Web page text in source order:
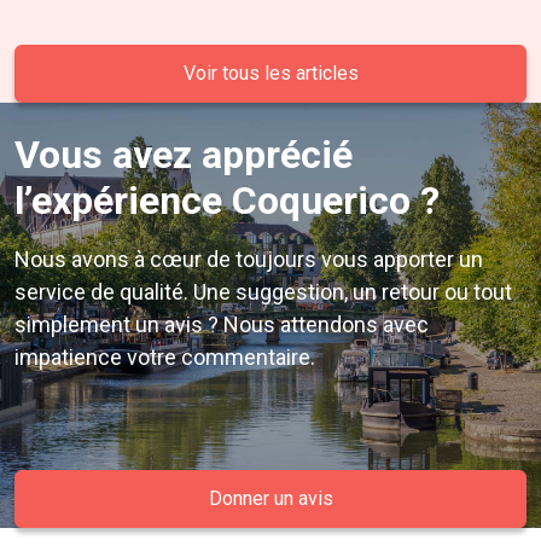
Voir tous les articles
Vous avez apprécié
l’expérience Coquerico ?
Nous avons à cœur de toujours vous apporter un
service de qualité. Une suggestion, un retour ou tout
simplement un avis ? Nous attendons avec
impatience votre commentaire.
Donner un avis